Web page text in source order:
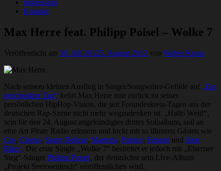
Impressum
Kontakt
Max Herre feat. Philipp Poisel – Wolke 7
Veröffentlicht am 30. Juli 20125. August 2012 von Walter Kraus
Nach seinem kleinen Ausflug in Singer/Songwriter-Gefilde auf „Ein
geschenkter Tag“ kehrt Max Herre nun zurück zu seiner
persönlichen HipHop-Vision, die seit Freundeskreis-Tagen aus der
deutschen Rap-Szene nicht mehr wegzudenken ist. „Hallo Welt!“,
sein für den 24. August angekündigtes drittes Soloalbum, soll an
eine Art Pirate Radio erinnern und lockt mit so illustren Gästen wie
Cro, Clueso, Samy Deluxe, Marteria, Patrice, Fetsum und Aloe
Blacc. Die erste Single „Wolke 7“ bestreitet er jedoch mit „Eiserner
Steg“-Sänger Philipp Poisel, der demnächst sein Live-Album
„Projekt Seerosenteich“ veröffentlichen wird.